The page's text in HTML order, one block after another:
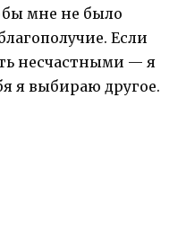
мне не было
Если
несчастными — я
я выбираю другое.